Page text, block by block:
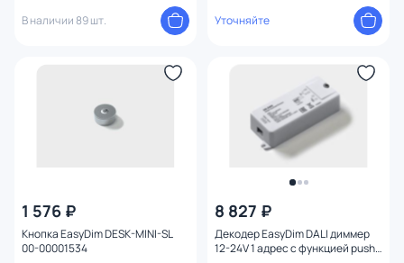
производителей на 2 зоны 00-
В наличии 89 шт.
Уточняйте
1 576 ₽
Кнопка EasyDim DESK-MINI-SL
00-00001534
8 827 ₽
Декодер EasyDim DALI диммер
12-24V 1 адрес с функцией push-